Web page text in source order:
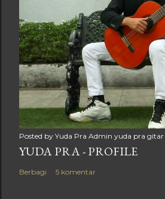
Posted by Yuda Pra Admin yuda pra gitar
YUDA PRA - PROFILE
Berbagi 5 komentar